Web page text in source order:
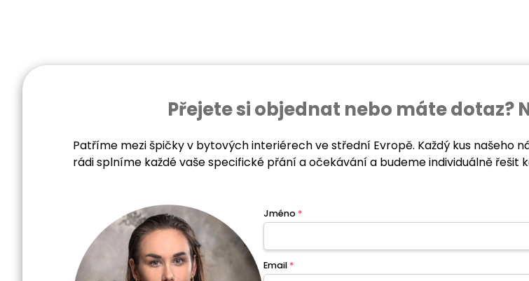
Přejete si objednat nebo máte
Patříme mezi špičky v bytových interiérech ve střední Evropě. Každý kus našeho
rádi splníme každé vaše specifické přání a očekávání a budeme individuálně řešit
Jméno *
Email *